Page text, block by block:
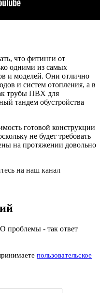
что фитинги от
одними из самых
и моделей. Они отлично
и систем отопления, а в
трубы ПВХ для
тандем обустройства
готовой конструкции
не будет требовать
на протяжении довольно
на наш канал
- так ответ
пользовательское